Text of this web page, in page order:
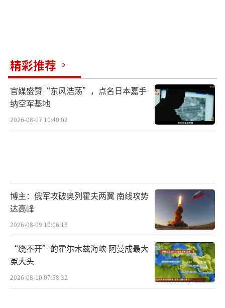
精彩推荐
官媒盛赞“东风浩荡”，点名日本嘉手
纳空军基地
2026-08-07 10:40:02
博主：俄军攻破奥列霍夫两翼 南线攻势
达高峰
2026-08-09 10:06:18
“绕不开”的霍尔木兹海峡 阿曼成最大
冤大头
2026-08-10 07:58:32